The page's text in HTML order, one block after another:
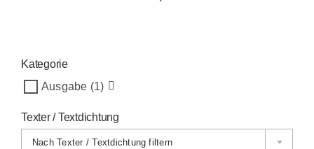
Kategorie
Ausgabe (1)
Texter / Textdichtung
Nach Texter / Textdichtung filtern